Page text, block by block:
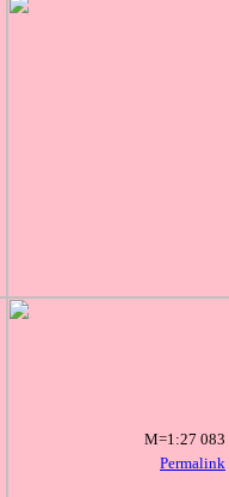
Permalink
M=1:27 083